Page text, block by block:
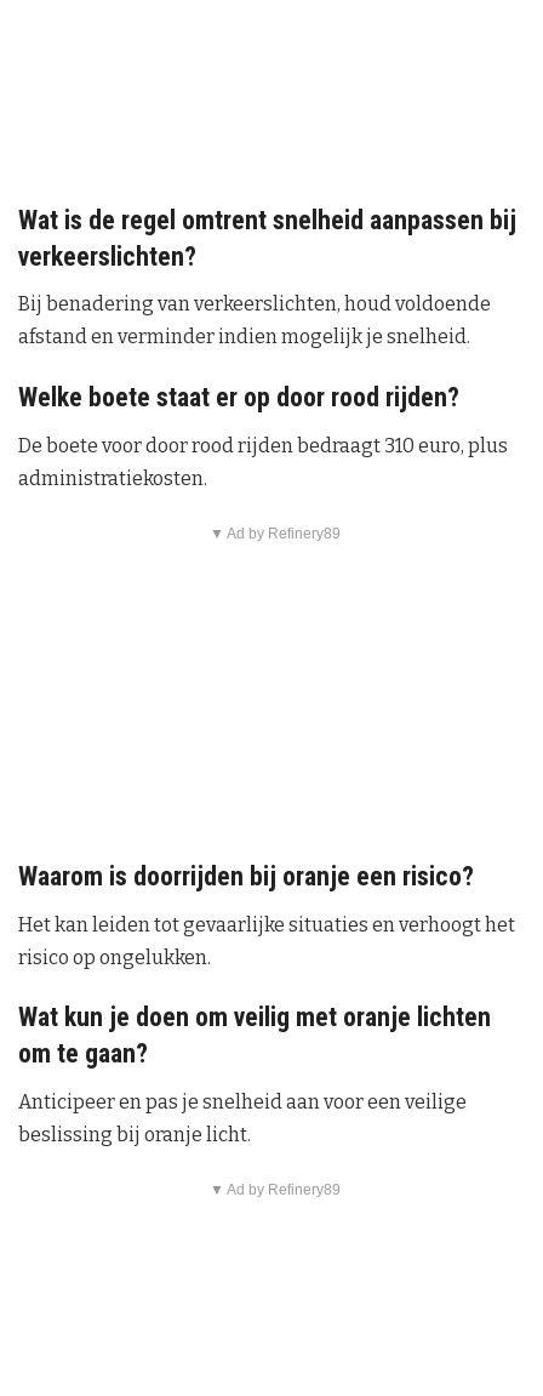
Wat is de regel omtrent snelheid aanpassen bij
verkeerslichten?
Bij benadering van verkeerslichten, houd voldoende
afstand en verminder indien mogelijk je snelheid.
Welke boete staat er op door rood rijden?
De boete voor door rood rijden bedraagt 310 euro, plus
administratiekosten.
▼ Ad by Refinery89
Waarom is doorrijden bij oranje een risico?
Het kan leiden tot gevaarlijke situaties en verhoogt het
risico op ongelukken.
Wat kun je doen om veilig met oranje lichten
om te gaan?
Anticipeer en pas je snelheid aan voor een veilige
beslissing bij oranje licht.
▼ Ad by Refinery89